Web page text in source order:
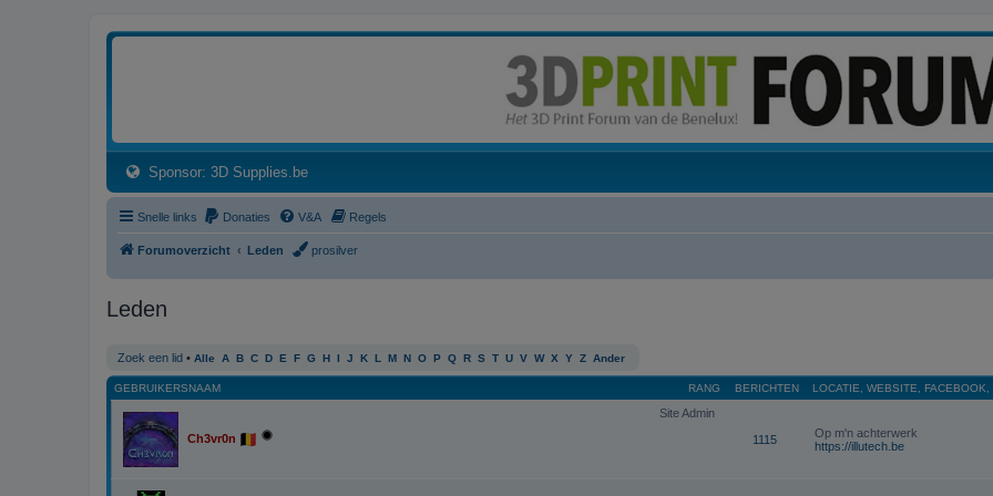
Sponsor: 3D Supplies.be(Opens a new tab)
Snelle links Donaties V&A Regels
Forumoverzicht Leden prosilver
Leden
Zoek een lid • Alle A B C D E F G H I J K L M N O P Q R S T U V W X Y Z Ander
RANG
GEBRUIKERSNAAM BERICHTEN LOCATIE, WEBSITE,
Site Admin
Ch3vr0n
1115
Op m'n achterwerk
https://illutech.be